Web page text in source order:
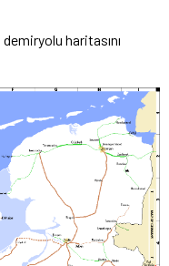
haritasını